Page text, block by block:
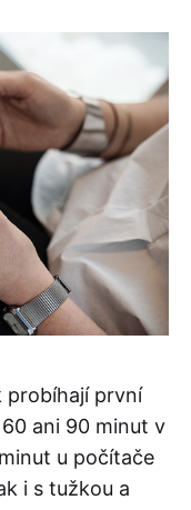
probíhají první
ani 90 minut v
u počítače
i s tužkou a